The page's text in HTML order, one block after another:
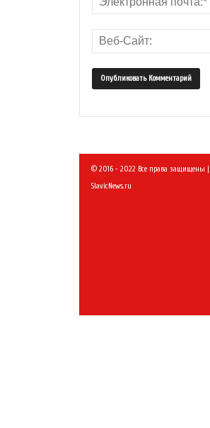
© 2016 - 2022 Все права защищены |
SlavicNews.ru